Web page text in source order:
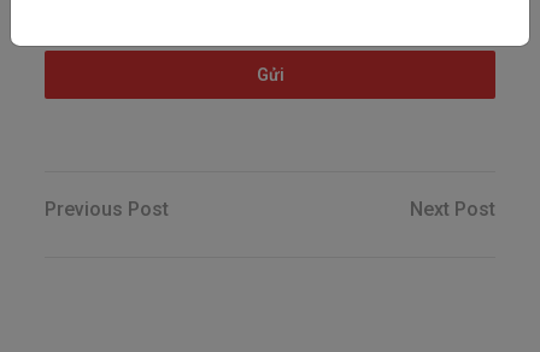
Gửi
Previous Post Next Post